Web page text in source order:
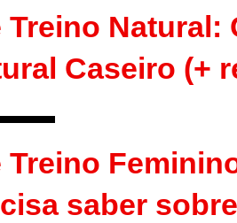
Treino Natural:
Caseiro (+
Treino
saber